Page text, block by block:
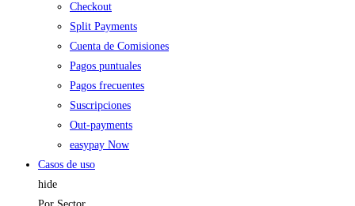
Checkout
Split Payments
Cuenta de Comisiones
Pagos puntuales
Pagos frecuentes
Suscripciones
Out-payments
easypay Now
Casos de uso
hide